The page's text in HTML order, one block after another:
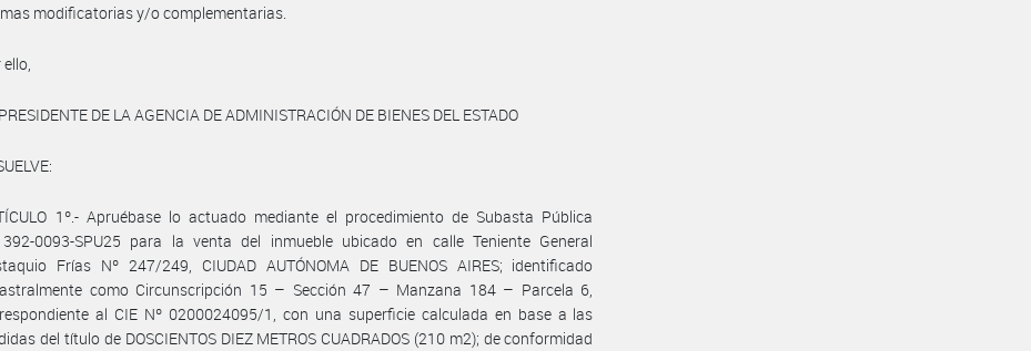
modificatorias y/o complementarias.
ello,
DE LA AGENCIA DE ADMINISTRACIÓN DE BIENES DEL ESTADO
1º.- Apruébase lo actuado mediante el procedimiento de Subasta Pública
392-0093-SPU25 para la venta del inmueble ubicado en calle Teniente General
Frías Nº 247/249, CIUDAD AUTÓNOMA DE BUENOS AIRES; identificado
como Circunscripción 15 – Sección 47 – Manzana 184 – Parcela 6,
al CIE Nº 0200024095/1, con una superficie calculada en base a las
del título de DOSCIENTOS DIEZ METROS CUADRADOS (210 m2); de conformidad